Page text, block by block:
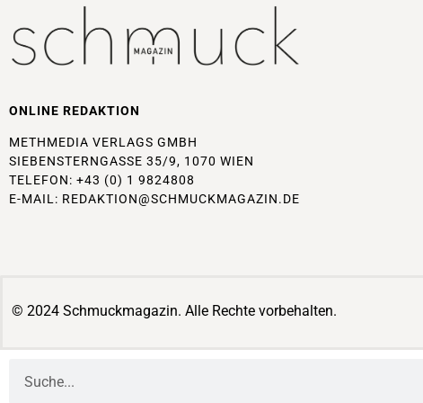
ONLINE REDAKTION
METHMEDIA VERLAGS GMBH
SIEBENSTERNGASSE 35/9, 1070 WIEN
TELEFON: +43 (0) 1 9824808
E-MAIL: REDAKTION@SCHMUCKMAGAZIN.DE
© 2024 Schmuckmagazin. Alle Rechte vorbehalten.